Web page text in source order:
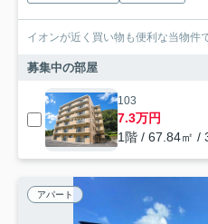
イオンが近く買い物も便利な当物件
募集中の部屋
103
7.3万円
1階 / 67.84㎡ /
アパート